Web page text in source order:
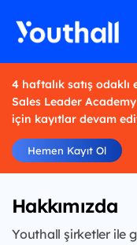
4 haftalık satış
Sales Leader
için kayıtlar devam
Hemen Kayıt Ol
Hakkımızda
Youthall şirketler ile